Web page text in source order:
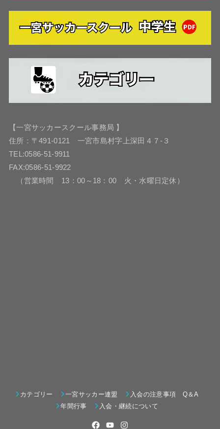
【一宮サッカースクール事務局 】
住所：〒491-0121 一宮市島村字上深田４７-３
TEL:0586-51-9911
FAX:0586-51-9922
（営業時間 13：00～18：00 火・水曜日定休）
カテゴリー 一宮サッカー連盟
入会の注意事項 Q＆A
年間行事
入会・継続について